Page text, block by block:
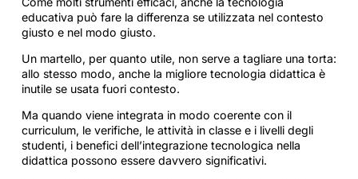
educativa può fare la differenza se utilizzata nel contesto
giusto e nel modo giusto.
Un martello, per quanto utile, non serve a tagliare una torta:
allo stesso modo, anche la migliore tecnologia didattica è
inutile se usata fuori contesto.
Ma quando viene integrata in modo coerente con il
curriculum, le verifiche, le attività in classe e i livelli degli
studenti, i benefici dell’integrazione tecnologica nella
didattica possono essere davvero significativi.